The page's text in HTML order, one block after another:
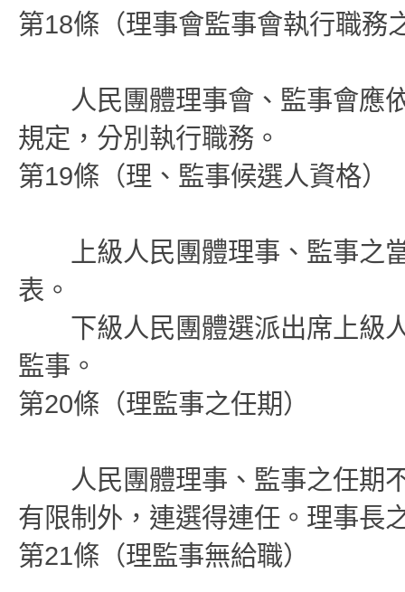
第18條（理事會監事會執行職務
人民團體理事會、監事會應依
規定，分別執行職務。
第19條（理、監事候選人資格）
上級人民團體理事、監事之當
表。
下級人民團體選派出席上級人
監事。
第20條（理監事之任期）
人民團體理事、監事之任期不
有限制外，連選得連任。理事長
第21條（理監事無給職）